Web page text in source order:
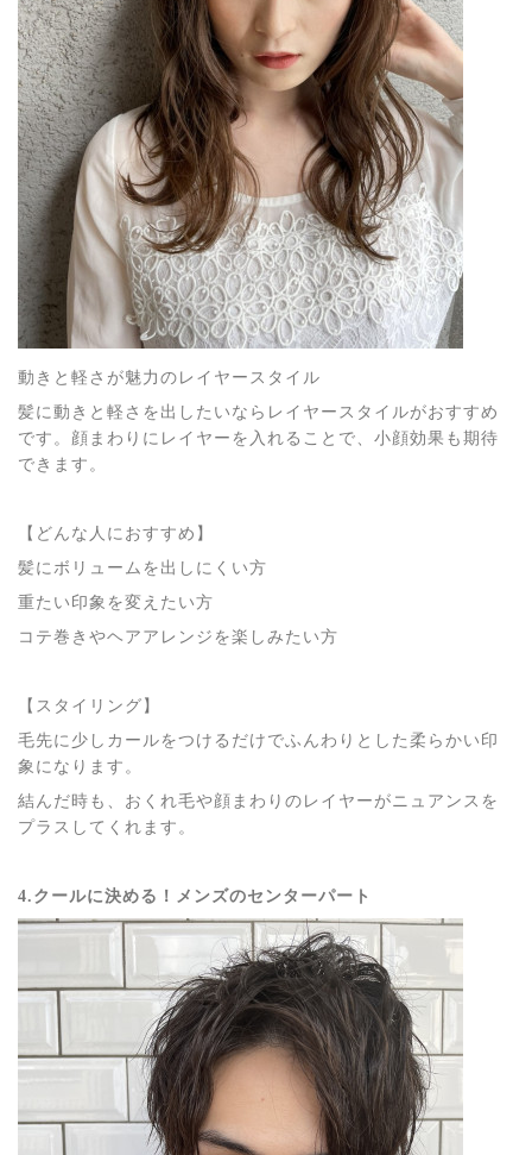
動きと軽さが魅力のレイヤースタイル
髪に動きと軽さを出したいならレイヤースタイルがおすすめ
です。顔まわりにレイヤーを入れることで、小顔効果も期待
できます。
【どんな人におすすめ】
髪にボリュームを出しにくい方
重たい印象を変えたい方
コテ巻きやヘアアレンジを楽しみたい方
【スタイリング】
毛先に少しカールをつけるだけでふんわりとした柔らかい印
象になります。
結んだ時も、おくれ毛や顔まわりのレイヤーがニュアンスを
プラスしてくれます。
4.クールに決める！メンズのセンターパート